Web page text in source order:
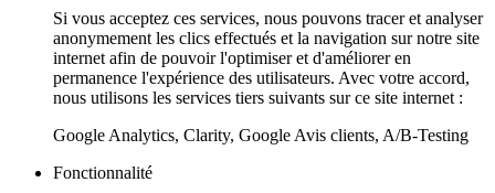
Si vous acceptez ces services, nous pouvons tracer et analyser
anonymement les clics effectués et la navigation sur notre site
internet afin de pouvoir l'optimiser et d'améliorer en
permanence l'expérience des utilisateurs. Avec votre accord,
nous utilisons les services tiers suivants sur ce site internet :
Google Analytics, Clarity, Google Avis clients, A/B-Testing
Fonctionnalité